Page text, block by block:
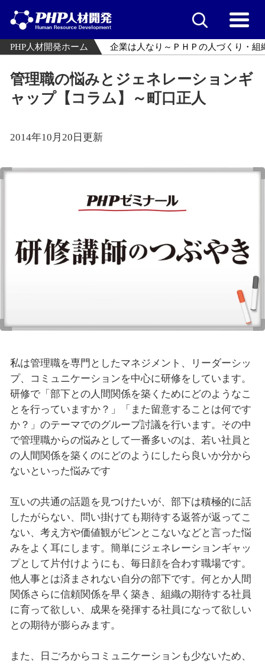
PHP人材開発ホーム 企業は人なり～ＰＨＰの人づくり・組
管理職の悩みとジェネレーションギ
ャップ【コラム】～町口正人
2014年10月20日更新
私は管理職を専門としたマネジメント、リーダーシッ
プ、コミュニケーションを中心に研修をしています。
研修で「部下との人間関係を築くためにどのようなこ
とを行っていますか？」「また留意することは何です
か？」のテーマでのグループ討議を行います。その中
で管理職からの悩みとして一番多いのは、若い社員と
の人間関係を築くのにどのようにしたら良いか分から
ないといった悩みです
互いの共通の話題を見つけたいが、部下は積極的に話
したがらない、問い掛けても期待する返答が返ってこ
ない、考え方や価値観がピンとこないなどと言った悩
みをよく耳にします。簡単にジェネレーションギャッ
プとして片付けようにも、毎日顔を合わす職場です。
他人事とは済まされない自分の部下です。何とか人間
関係さらに信頼関係を早く築き、組織の期待する社員
に育って欲しい、成果を発揮する社員になって欲しい
との期待が膨らみます。
また、日ごろからコミュニケーションも少ないため、